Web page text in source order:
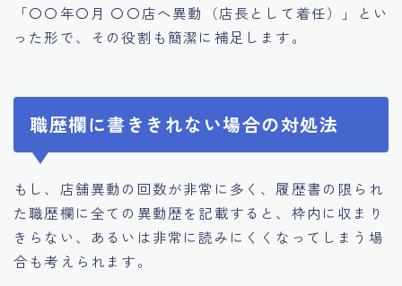
「〇〇年〇月 〇〇店へ異動（店長として着任）」とい
った形で、その役割も簡潔に補足します。
職歴欄に書ききれない場合の対処法
もし、店舗異動の回数が非常に多く、履歴書の限られ
た職歴欄に全ての異動歴を記載すると、枠内に収まり
きらない、あるいは非常に読みにくくなってしまう場
合も考えられます。